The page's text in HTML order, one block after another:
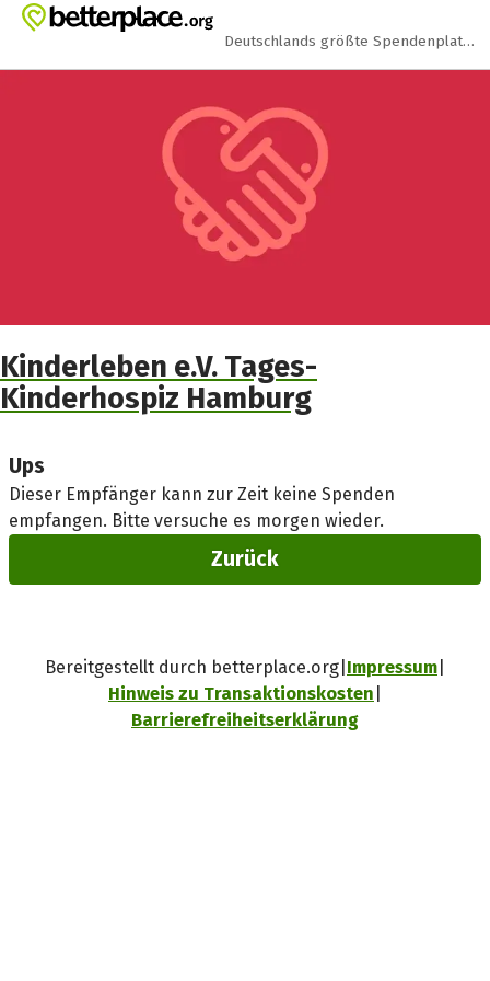
Zum Hauptinhalt springen
Erklärung zur Barrierefreiheit anzeigen
Deutschlands größte Spendenplattform
Kinderleben e.V. Tages-
Kinderhospiz Hamburg
Ups
Dieser Empfänger kann zur Zeit keine Spenden
empfangen. Bitte versuche es morgen wieder.
Zurück
Bereitgestellt durch betterplace.org Impressum
Hinweis zu Transaktionskosten
Barrierefreiheitserklärung